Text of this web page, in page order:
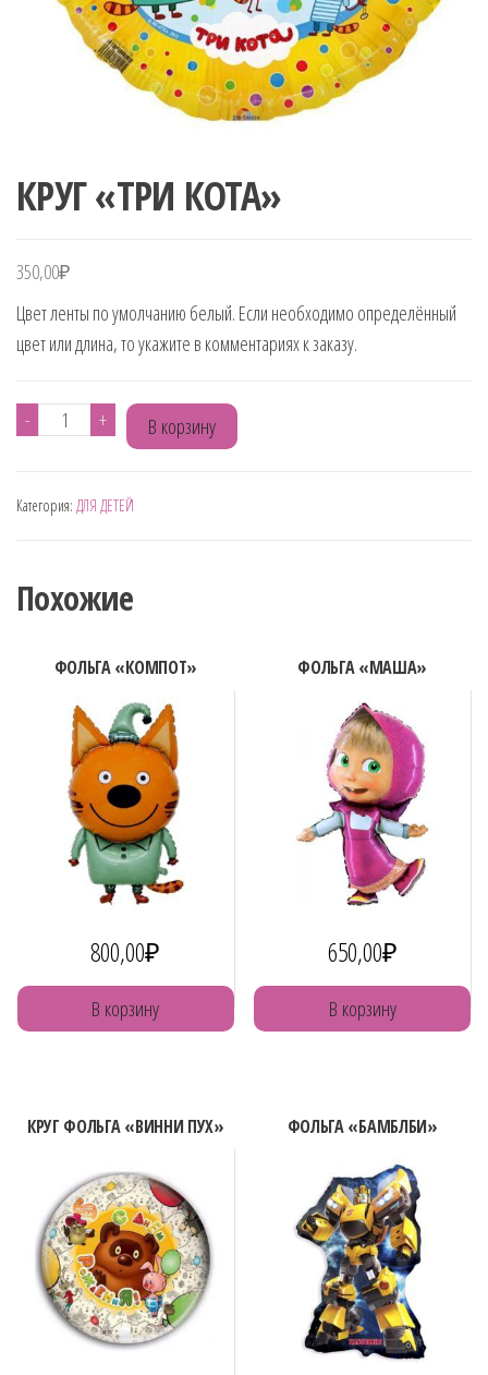
КРУГ «ТРИ КОТА»
350,00₽
Цвет ленты по умолчанию белый. Если необходимо определённый
цвет или длина, то укажите в комментариях к заказу.
-
Количество
"ТРИ
+ В корзину
Категория: ДЛЯ ДЕТЕЙ
Похожие
ФОЛЬГА «КОМПОТ»
800,00₽
В корзину
ФОЛЬГА «МАША»
650,00₽
В корзину
КРУГ ФОЛЬГА «ВИННИ ПУХ» ФОЛЬГА «БАМБЛБИ»